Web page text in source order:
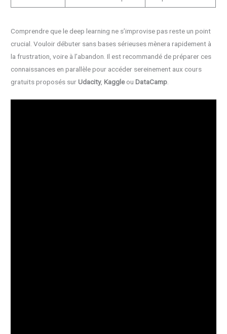
Comprendre que le deep learning ne s’improvise pas reste un point
crucial. Vouloir débuter sans bases sérieuses mènera rapidement à
la frustration, voire à l’abandon. Il est recommandé de préparer ces
connaissances en parallèle pour accéder sereinement aux cours
gratuits proposés surUdacity,KaggleouDataCamp